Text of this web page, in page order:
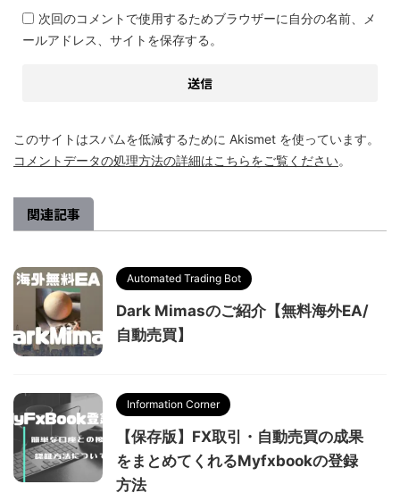
次回のコメントで使用するためブラウザーに自分の名前、メ
ールアドレス、サイトを保存する。
このサイトはスパムを低減するために Akismet を使っています。
コメントデータの処理方法の詳細はこちらをご覧ください。
関連記事
Automated Trading Bot
Dark Mimasのご紹介【無料海外EA/
自動売買】
Information Corner
【保存版】FX取引・自動売買の成果
をまとめてくれるMyfxbookの登録
方法